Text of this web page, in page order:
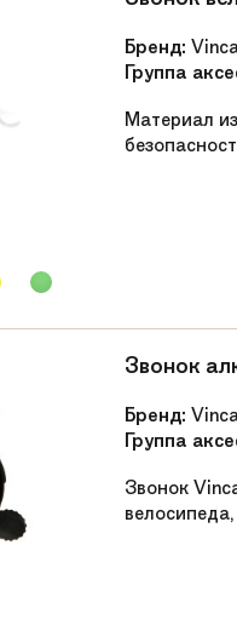
Бренд:
Группа
Материал
Звонок
Бренд:
Группа
Звонок